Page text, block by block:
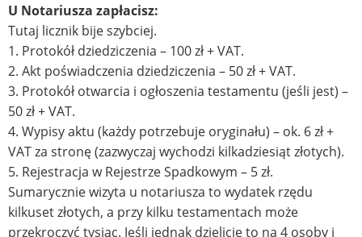
U Notariusza zapłacisz:
Tutaj licznik bije szybciej.
1. Protokół dziedziczenia – 100 zł + VAT.
2. Akt poświadczenia dziedziczenia – 50 zł + VAT.
3. Protokół otwarcia i ogłoszenia testamentu (jeśli jest) –
50 zł + VAT.
4. Wypisy aktu (każdy potrzebuje oryginału) – ok. 6 zł +
VAT za stronę (zazwyczaj wychodzi kilkadziesiąt złotych).
5. Rejestracja w Rejestrze Spadkowym – 5 zł.
Sumarycznie wizyta u notariusza to wydatek rzędu
kilkuset złotych, a przy kilku testamentach może
przekroczyć tysiąc. Jeśli jednak dzielicie to na 4 osoby i